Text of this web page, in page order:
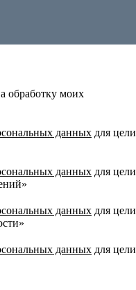
обработку моих
данных для цели
данных для цели
данных для цели
данных для цели